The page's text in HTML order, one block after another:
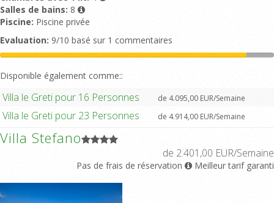
Salles de bains: 8
Piscine: Piscine privée
Evaluation: 9/10 basé sur 1 commentaires
Disponible également comme::
Villa le Greti pour 16 Personnes de 4.095,00 EUR/Semaine
Villa le Greti pour 23 Personnes de 4.914,00 EUR/Semaine
Villa Stefano
de 2.401,00 EUR/Semaine
Pas de frais de réservation Meilleur tarif garanti